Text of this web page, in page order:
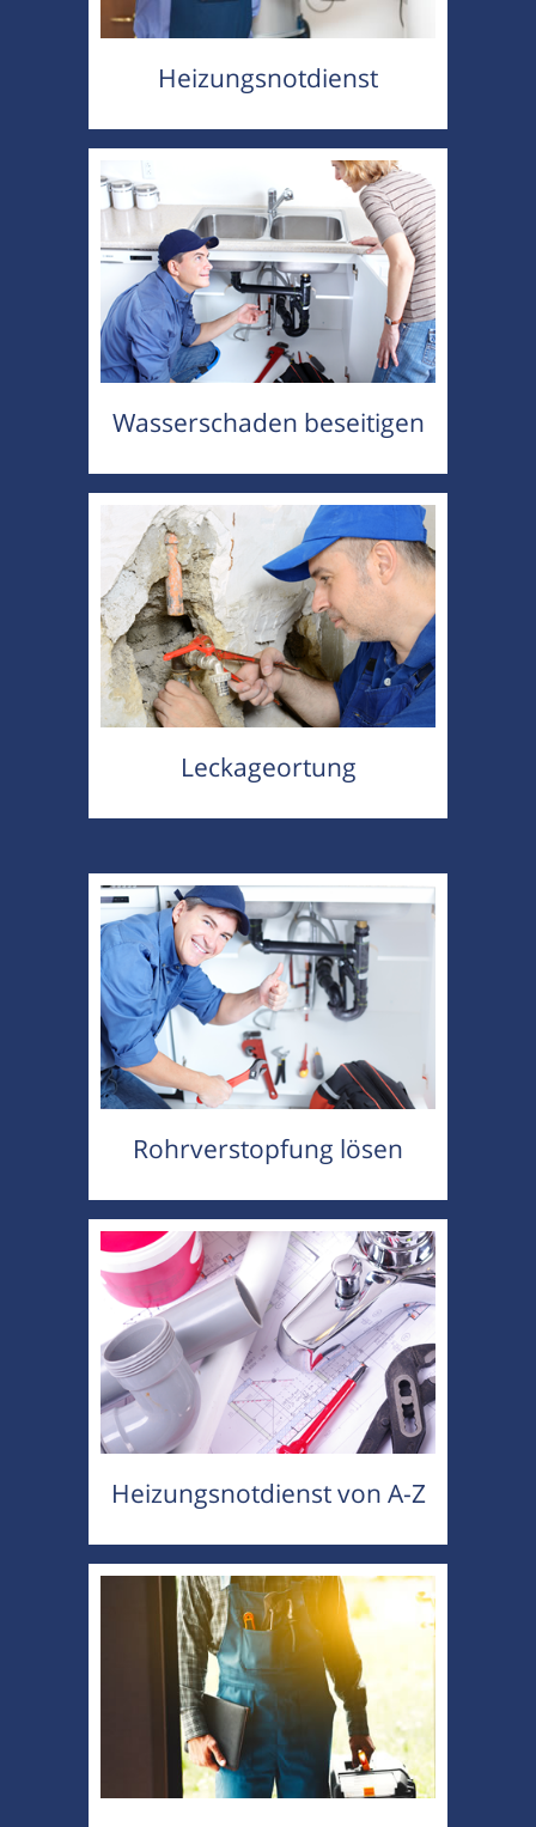
Heizungsnotdienst
Wasserschaden beseitigen
Leckageortung
Rohrverstopfung lösen
Heizungsnotdienst von A-Z